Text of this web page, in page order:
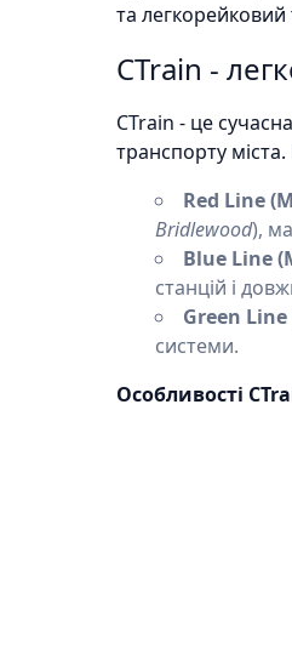
та легкорейковий
CTrain -
CTrain - це
транспорту
Red Line
Bridlewood),
Blue Line
станцій і
Green
системи.
Особливості